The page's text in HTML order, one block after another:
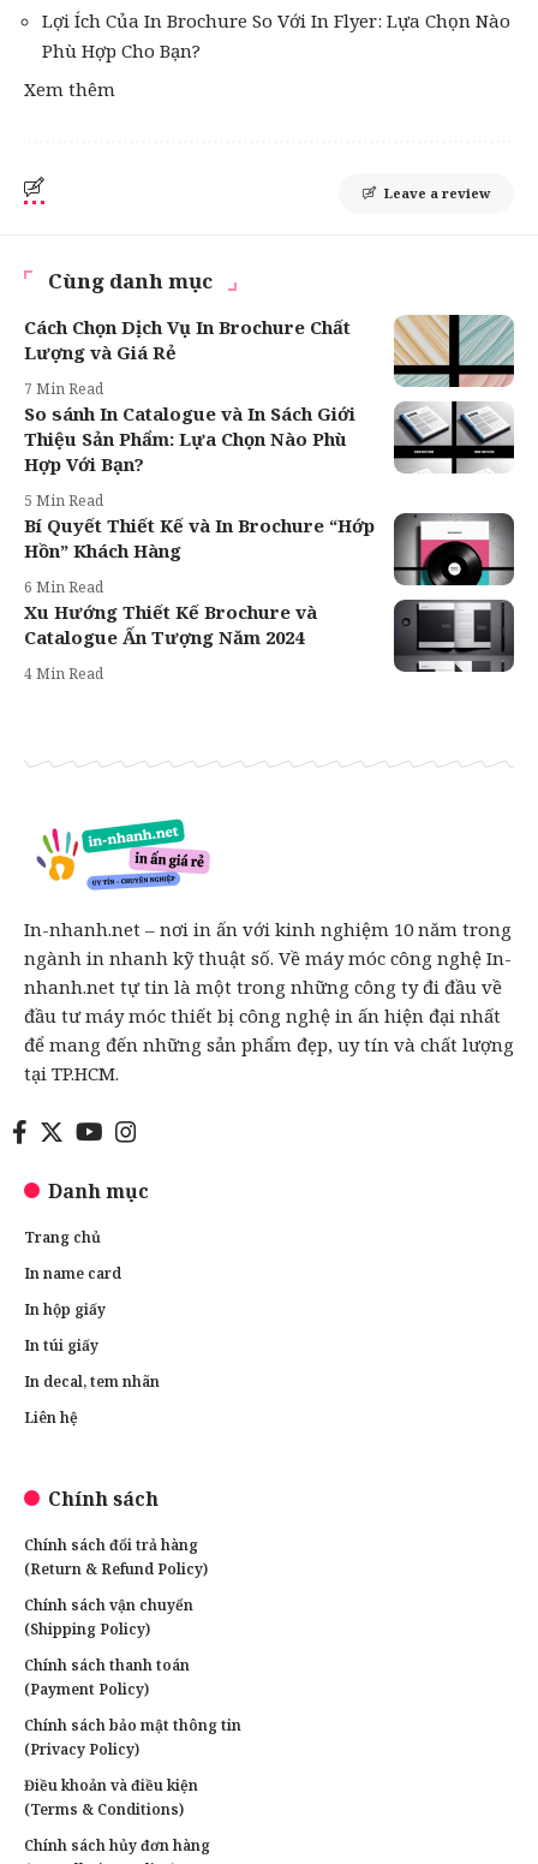
Lợi Ích Của In Brochure So Với In Flyer: Lựa Chọn Nào
Phù Hợp Cho Bạn?
Xem thêm
Leave a review
Cùng danh mục
Cách Chọn Dịch Vụ In Brochure Chất
Lượng và Giá Rẻ
7 Min Read
So sánh In Catalogue và In Sách Giới
Thiệu Sản Phẩm: Lựa Chọn Nào Phù
Hợp Với Bạn?
5 Min Read
Bí Quyết Thiết Kế và In Brochure “Hớp
Hồn” Khách Hàng
6 Min Read
Xu Hướng Thiết Kế Brochure và
Catalogue Ấn Tượng Năm 2024
4 Min Read
In-nhanh.net – nơi in ấn với kinh nghiệm 10 năm trong
ngành in nhanh kỹ thuật số. Về máy móc công nghệ In-
nhanh.net tự tin là một trong những công ty đi đầu về
đầu tư máy móc thiết bị công nghệ in ấn hiện đại nhất
để mang đến những sản phẩm đẹp, uy tín và chất lượng
tại TP.HCM.
Danh mục
Trang chủ
In name card
In hộp giấy
In túi giấy
In decal, tem nhãn
Liên hệ
Chính sách
Chính sách đổi trả hàng
(Return & Refund Policy)
Chính sách vận chuyển
(Shipping Policy)
Chính sách thanh toán
(Payment Policy)
Chính sách bảo mật thông tin
(Privacy Policy)
Điều khoản và điều kiện
(Terms & Conditions)
Chính sách hủy đơn hàng